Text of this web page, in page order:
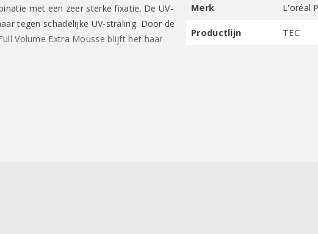
met een zeer sterke fixatie. De UV-
tegen schadelijke UV-straling. Door de
Volume Extra Mousse blijft het haar
subtiele en frisse geur. Er blijft geen
Merk L'oréal
Productlijn TEC